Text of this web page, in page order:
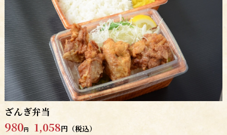
ざんぎ弁当
980円 1,058円（税込）